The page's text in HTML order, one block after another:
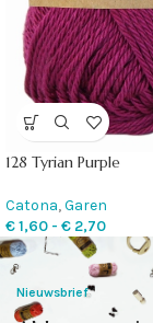
128 Tyrian Purple
Catona,Garen
€1,60 - € 2,70
Nieuwsbrief